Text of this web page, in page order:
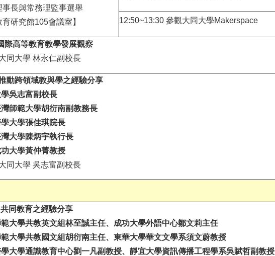
事長與常務理監事選舉
育研究館105會議室】
12:50~13:30 參觀大同大學Makerspace
際高等教育教學發展觀察
同大學 林永仁副校長
動跨領域教與學之經驗分享
吳志富副校長
師範大學胡衍南副教務長
大學張佳琪院長
大學陳炳宇執行長
大學黃仲菁教授
同大學 吳志富副校長
同教育之經驗分享
大學共教英文組林至誠主任、成功大學外語中心鄒文莉主任
大學共教國文組胡衍南主任、東華大學華文文學系須文蔚教授
大學通識教育中心劉一凡副教授、靜宜大學資訊傳播工程學系吳賦哲副教授